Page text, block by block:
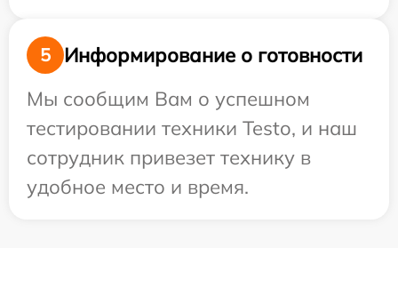
5
Информирование о готовности
Мы сообщим Вам о успешном
тестировании техники Testo, и наш
сотрудник привезет технику в
удобное место и время.